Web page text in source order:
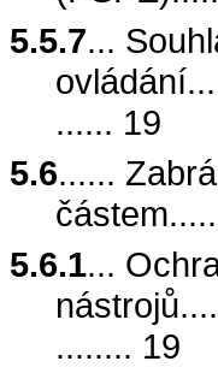
5.5.7...
...... 19
5.6......
5.6.1...
........ 19